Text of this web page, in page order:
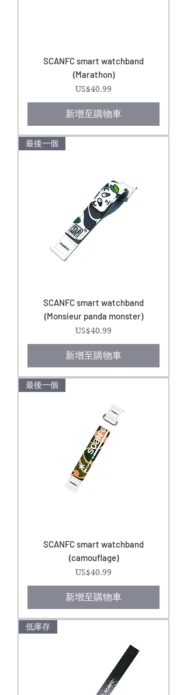
SCANFC smart watchband
(Marathon)
價格
US$40.99
新增至購物車
最後一個
SCANFC smart watchband
(Monsieur panda monster)
價格
US$40.99
新增至購物車
最後一個
SCANFC smart watchband
(camouflage)
價格
US$40.99
新增至購物車
低庫存